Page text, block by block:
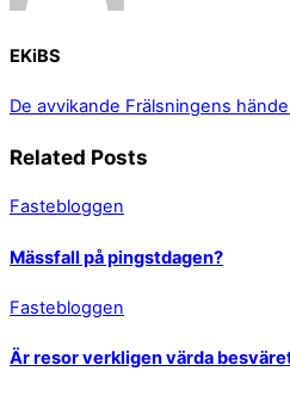
EKiBS
De avvikande Frälsningens
Related Posts
Fastebloggen
Mässfall på pingstdagen?
Fastebloggen
Är resor verkligen värda